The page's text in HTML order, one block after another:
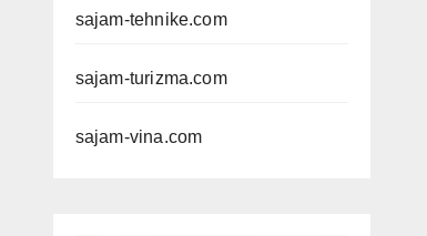
sajam-tehnike.com
sajam-turizma.com
sajam-vina.com